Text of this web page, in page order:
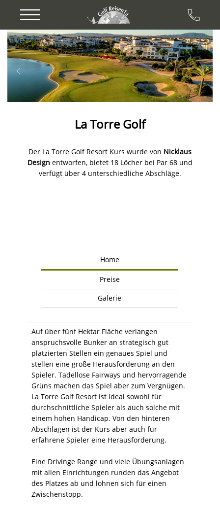
Previous Next
La Torre Golf
Der La Torre Golf Resort Kurs wurde von Nicklaus
Design entworfen, bietet 18 Löcher bei Par 68 und
verfügt über 4 unterschiedliche Abschläge.
Home
Preise
Galerie
Auf über fünf Hektar Fläche verlangen
anspruchsvolle Bunker an strategisch gut
platzierten Stellen ein genaues Spiel und
stellen eine große Herausforderung an den
Spieler. Tadellose Fairways und hervorragende
Grüns machen das Spiel aber zum Vergnügen.
La Torre Golf Resort ist ideal sowohl für
durchschnittliche Spieler als auch solche mit
einem hohen Handicap. Von den hinteren
Abschlägen ist der Kurs aber auch für
erfahrene Spieler eine Herausforderung.
Eine Drivinge Range und viele Übungsanlagen
mit allen Einrichtungen runden das Angebot
des Platzes ab und lohnen sich für einen
Zwischenstopp.